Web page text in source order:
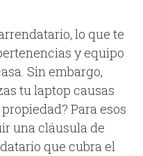
lo que te
y equipo
Sin embargo,
tu laptop causas
Para esos
una cláusula de
que cubra el